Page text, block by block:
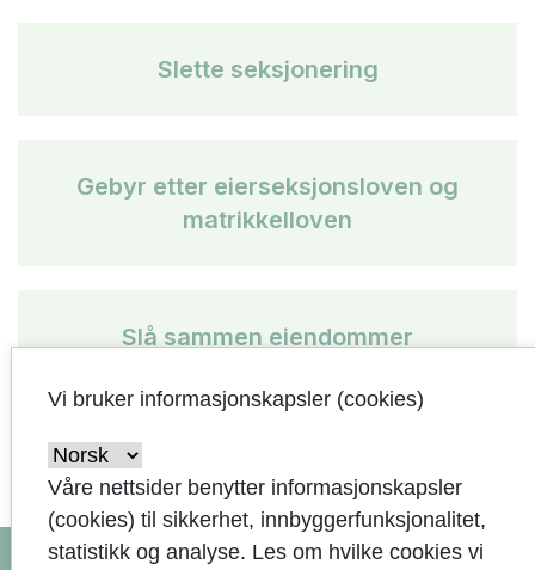
Slette seksjonering
Gebyr etter eierseksjonsloven og
matrikkelloven
Slå sammen eiendommer
arrow_upward
Vi bruker informasjonskapsler (cookies)
Våre nettsider benytter informasjonskapsler
(cookies) til sikkerhet, innbyggerfunksjonalitet,
statistikk og analyse. Les om hvilke cookies vi